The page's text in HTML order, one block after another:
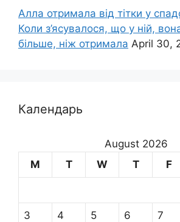
Алла отримала від тітки у
Коли з’ясувалося, що у ній,
більше, ніж отримала April 30,
Календарь
August 2026
M
T W T F
3 4 5 6 7